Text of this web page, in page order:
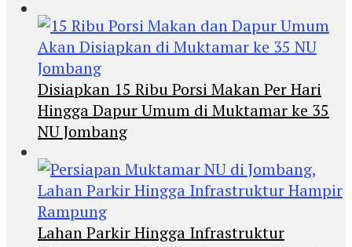
Disiapkan 15 Ribu Porsi Makan Per Hari
Hingga Dapur Umum di Muktamar ke 35
NU Jombang
Lahan Parkir Hingga Infrastruktur